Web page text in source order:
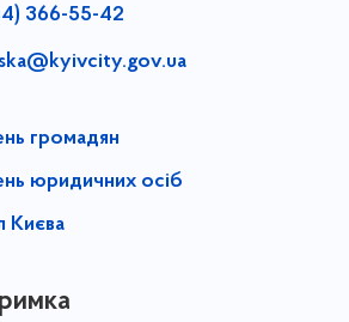
366-55-42
громадян
юридичних осіб
Києва